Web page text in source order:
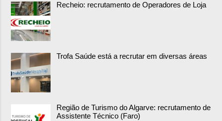
Recheio: recrutamento de Operadores de Loja
Trofa Saúde está a recrutar em diversas áreas
Região de Turismo do Algarve: recrutamento de
Assistente Técnico (Faro)